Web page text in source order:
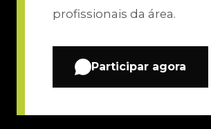
profissionais da área.
Participar agora